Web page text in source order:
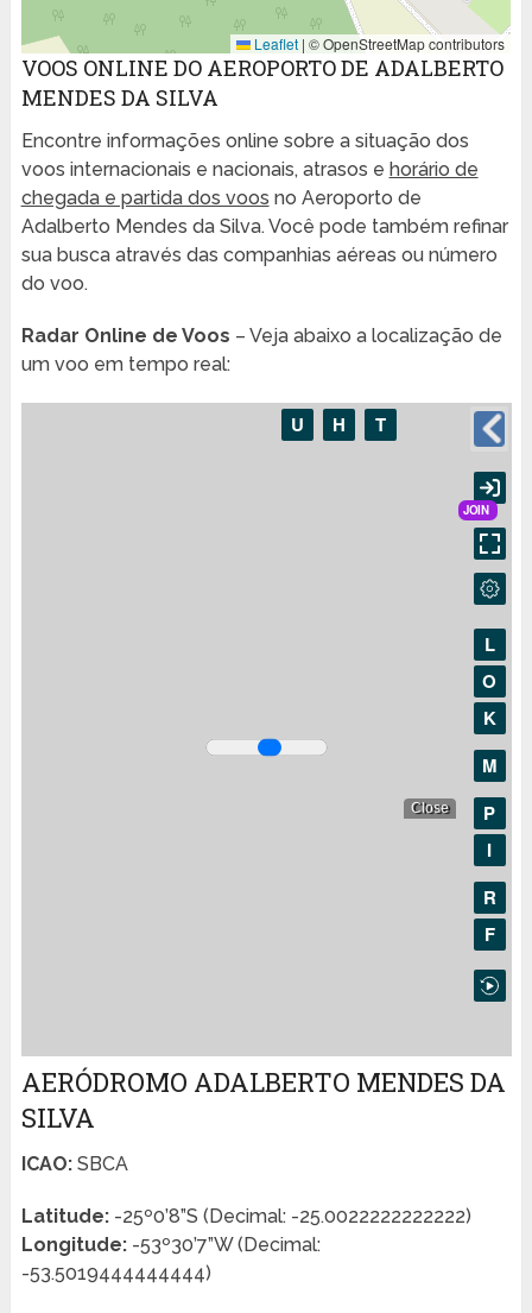
Leaflet | © OpenStreetMap contributors
VOOS ONLINE DO AEROPORTO DE ADALBERTO
MENDES DA SILVA
Encontre informações online sobre a situação dos
voos internacionais e nacionais, atrasos e horário de
chegada e partida dos voos no Aeroporto de
Adalberto Mendes da Silva. Você pode também refinar
sua busca através das companhias aéreas ou número
do voo.
Radar Online de Voos – Veja abaixo a localização de
um voo em tempo real:
AERÓDROMO ADALBERTO MENDES DA
SILVA
ICAO:SBCA
Latitude:-25º0’8”S (Decimal: -25.0022222222222)
Longitude:-53º30’7”W (Decimal:
-53.5019444444444)